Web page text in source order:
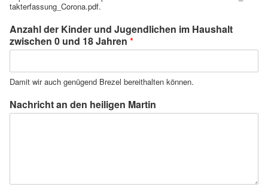
takterfassung_Corona.pdf.
Anzahl der Kinder und Jugendlichen im Haushalt
zwischen 0 und 18 Jahren *
Damit wir auch genügend Brezel bereithalten können.
Nachricht an den heiligen Martin